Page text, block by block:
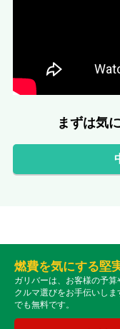
まずは気
燃費を気にする堅
ガリバーは、お客様の予算
クルマ選びをお手伝いし
でも無料です。